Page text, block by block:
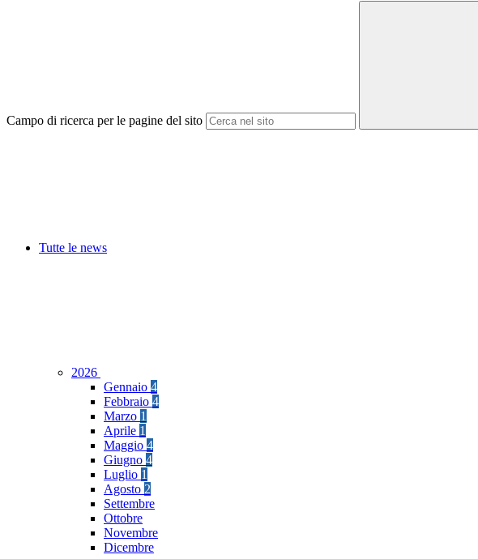
Campo di ricerca per le pagine del sito
Tutte le news
2026
Gennaio 4
Febbraio 4
Marzo 1
Aprile 1
Maggio 4
Giugno 4
Luglio 1
Agosto 2
Settembre
Ottobre
Novembre
Dicembre